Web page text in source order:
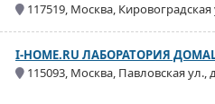
117519, Москва, Кировоградская
I-HOME.RU ЛАБОРАТОРИЯ
115093, Москва, Павловская ул.,